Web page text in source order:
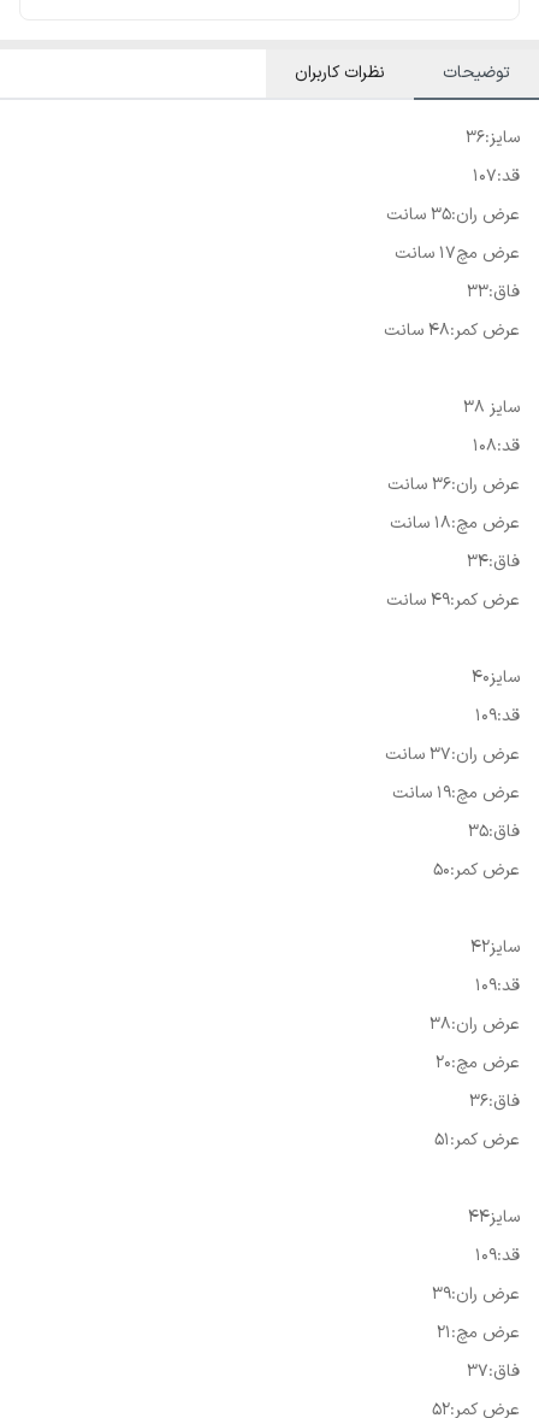
توضیحات نظرات کاربران
سایز:۳۶
قد:۱۰۷
عرض ران:۳۵ سانت
عرض مچ۱۷ سانت
فاق:۳۳
عرض کمر:۴۸ سانت
سایز ۳۸
قد:۱۰۸
عرض ران:۳۶ سانت
عرض مچ:۱۸ سانت
فاق:۳۴
عرض کمر:۴۹ سانت
سایز۴۰
قد:۱۰۹
عرض ران:۳۷ سانت
عرض مچ:۱۹ سانت
فاق:۳۵
عرض کمر:۵۰
سایز۴۲
قد:۱۰۹
عرض ران:۳۸
عرض مچ:۲۰
فاق:۳۶
عرض کمر:۵۱
سایز۴۴
قد:۱۰۹
عرض ران:۳۹
عرض مچ:۲۱
فاق:۳۷
عرض کمر:۵۲